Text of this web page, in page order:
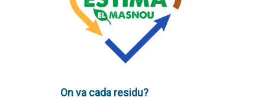
On va cada residu?